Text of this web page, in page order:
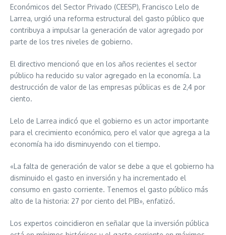
Económicos del Sector Privado (CEESP), Francisco Lelo de
Larrea, urgió una reforma estructural del gasto público que
contribuya a impulsar la generación de valor agregado por
parte de los tres niveles de gobierno.
El directivo mencionó que en los años recientes el sector
público ha reducido su valor agregado en la economía. La
destrucción de valor de las empresas públicas es de 2,4 por
ciento.
Lelo de Larrea indicó que el gobierno es un actor importante
para el crecimiento económico, pero el valor que agrega a la
economía ha ido disminuyendo con el tiempo.
«La falta de generación de valor se debe a que el gobierno ha
disminuido el gasto en inversión y ha incrementado el
consumo en gasto corriente. Tenemos el gasto público más
alto de la historia: 27 por ciento del PIB», enfatizó.
Los expertos coincidieron en señalar que la inversión pública